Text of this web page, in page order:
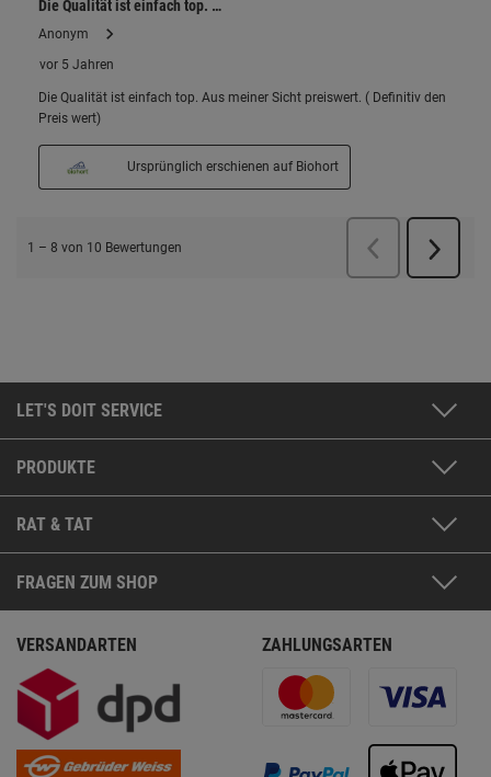
LET'S DOIT SERVICE
PRODUKTE
RAT & TAT
FRAGEN ZUM SHOP
VERSANDARTEN ZAHLUNGSARTEN